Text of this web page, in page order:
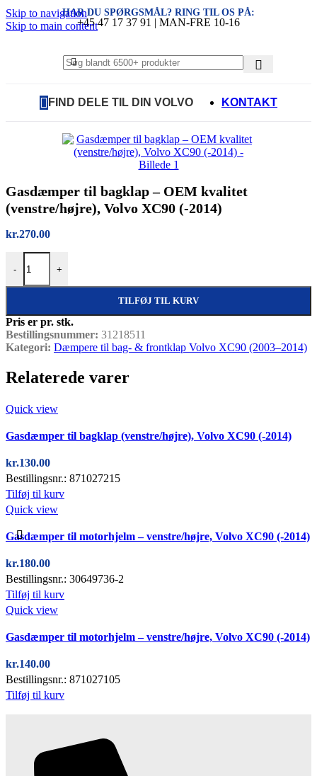
Skip to navigation
Skip to main content
HAR DU SPØRGSMÅL? RING TIL OS PÅ:
+45 47 17 37 91 | MAN-FRE 10-16
FIND DELE TIL DIN VOLVO KONTAKT
Gasdæmper til bagklap – OEM kvalitet
(venstre/højre), Volvo XC90 (-2014)
kr.270.00
-
Gasdæmper til bagklap – OEM kvalitet (venstre/højre), Volvo XC90
+
TILFØJ TIL KURV
Pris er pr. stk.
Bestillingsnummer: 31218511
Kategori: Dæmpere til bag- & frontklap Volvo XC90 (2003–2014)
Relaterede varer
Quick view
Gasdæmper til bagklap (venstre/højre), Volvo XC90 (-2014)
kr.130.00
Bestillingsnr.: 871027215
Tilføj til kurv
Quick view
Gasdæmper til motorhjelm – venstre/højre, Volvo XC90 (-2014)
kr.180.00
Bestillingsnr.: 30649736-2
Tilføj til kurv
Quick view
Gasdæmper til motorhjelm – venstre/højre, Volvo XC90 (-2014)
kr.140.00
Bestillingsnr.: 871027105
Tilføj til kurv